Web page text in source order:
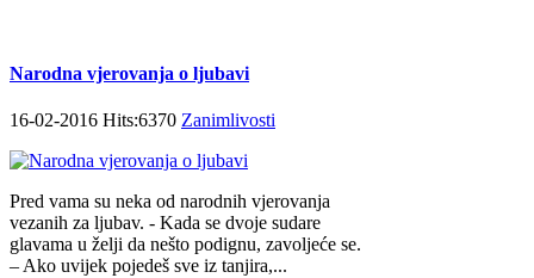
Narodna vjerovanja o ljubavi
16-02-2016 Hits:6370 Zanimlivosti
Pred vama su neka od narodnih vjerovanja
vezanih za ljubav. - Kada se dvoje sudare
glavama u želji da nešto podignu, zavoljeće se.
– Ako uvijek pojedeš sve iz tanjira,...